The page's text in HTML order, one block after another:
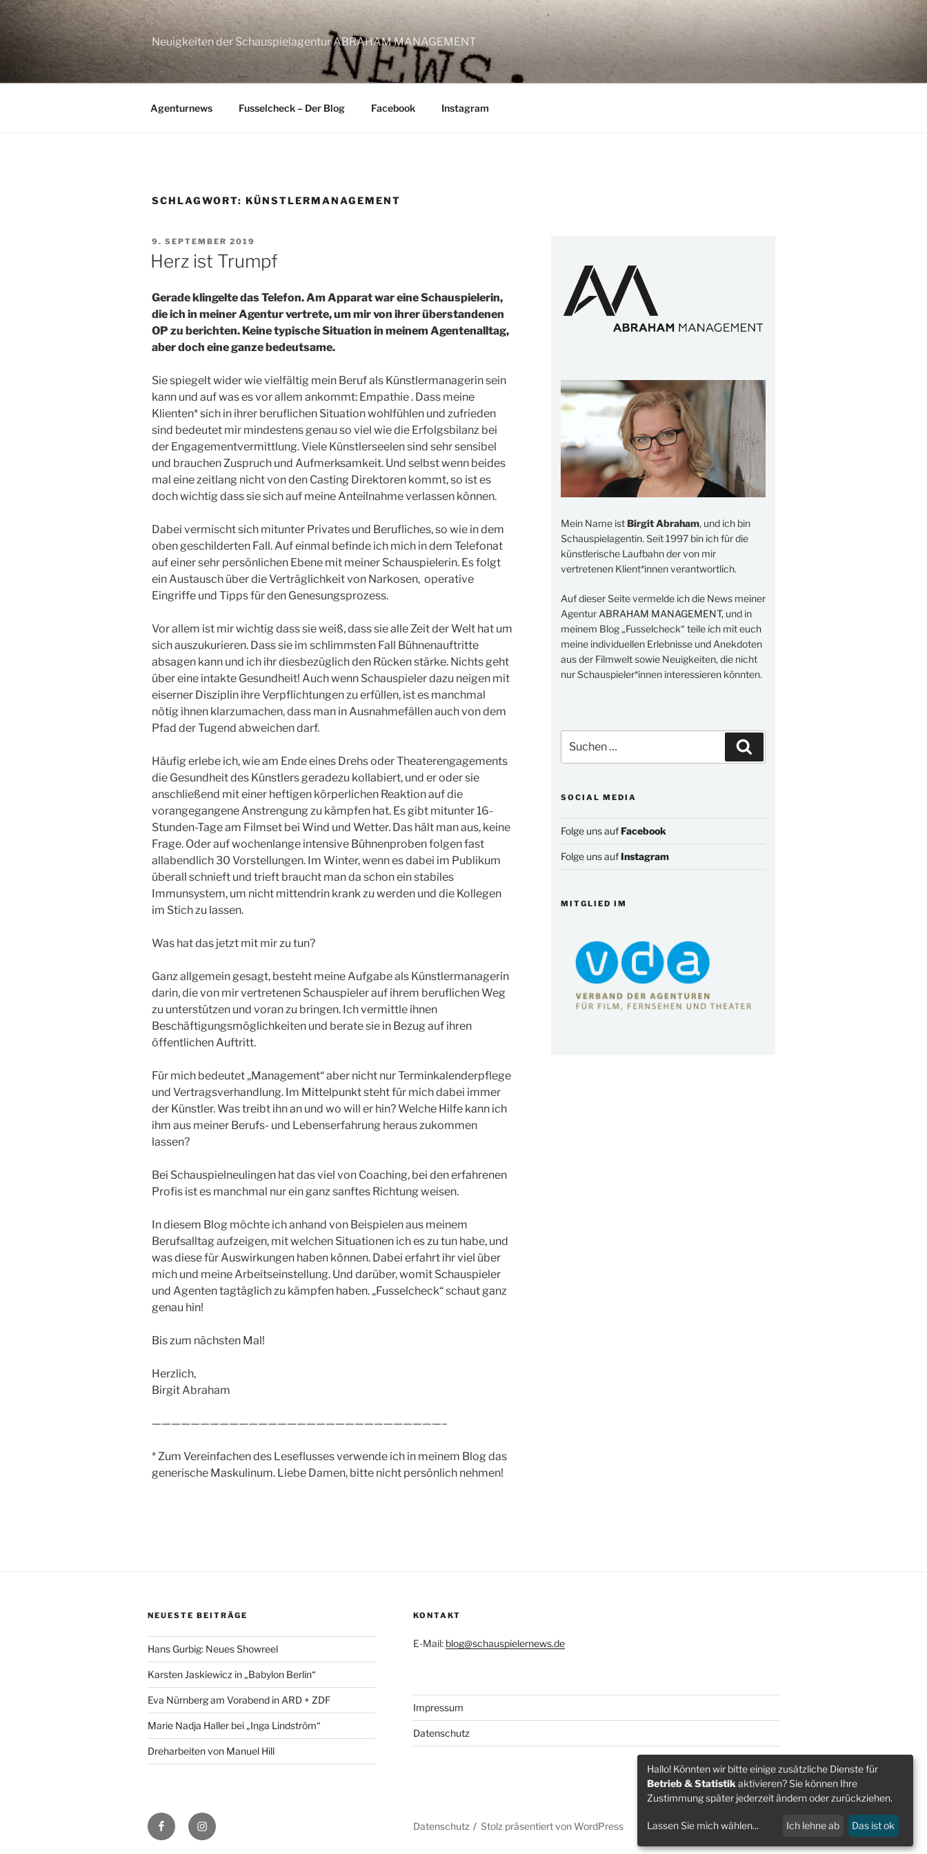
Zum
Inhalt
springen
Neuigkeiten der Schauspielagentur ABRAHAM MANAGEMENT
Agenturnews Fusselcheck – Der Blog Facebook Instagram
SCHLAGWORT: KÜNSTLERMANAGEMENT
VERÖFFENTLICHT
AM
9. SEPTEMBER 2019
Herz ist Trumpf
Gerade klingelte das Telefon. Am Apparat war eine Schauspielerin,
die ich in meiner Agentur vertrete, um mir von ihrer überstandenen
OP zu berichten. Keine typische Situation in meinem Agentenalltag,
aber doch eine ganze bedeutsame.
Sie spiegelt wider wie vielfältig mein Beruf als Künstlermanagerin sein
kann und auf was es vor allem ankommt: Empathie . Dass meine
Klienten* sich in ihrer beruflichen Situation wohlfühlen und zufrieden
sind bedeutet mir mindestens genau so viel wie die Erfolgsbilanz bei
der Engagementvermittlung. Viele Künstlerseelen sind sehr sensibel
und brauchen Zuspruch und Aufmerksamkeit. Und selbst wenn beides
mal eine zeitlang nicht von den Casting Direktoren kommt, so ist es
doch wichtig dass sie sich auf meine Anteilnahme verlassen können.
Dabei vermischt sich mitunter Privates und Berufliches, so wie in dem
oben geschilderten Fall. Auf einmal befinde ich mich in dem Telefonat
auf einer sehr persönlichen Ebene mit meiner Schauspielerin. Es folgt
ein Austausch über die Verträglichkeit von Narkosen, operative
Eingriffe und Tipps für den Genesungsprozess.
Vor allem ist mir wichtig dass sie weiß, dass sie alle Zeit der Welt hat um
sich auszukurieren. Dass sie im schlimmsten Fall Bühnenauftritte
absagen kann und ich ihr diesbezüglich den Rücken stärke. Nichts geht
über eine intakte Gesundheit! Auch wenn Schauspieler dazu neigen mit
eiserner Disziplin ihre Verpflichtungen zu erfüllen, ist es manchmal
nötig ihnen klarzumachen, dass man in Ausnahmefällen auch von dem
Pfad der Tugend abweichen darf.
Häufig erlebe ich, wie am Ende eines Drehs oder Theaterengagements
die Gesundheit des Künstlers geradezu kollabiert, und er oder sie
anschließend mit einer heftigen körperlichen Reaktion auf die
vorangegangene Anstrengung zu kämpfen hat. Es gibt mitunter 16-
Stunden-Tage am Filmset bei Wind und Wetter. Das hält man aus, keine
Frage. Oder auf wochenlange intensive Bühnenproben folgen fast
allabendlich 30 Vorstellungen. Im Winter, wenn es dabei im Publikum
überall schnieft und trieft braucht man da schon ein stabiles
Immunsystem, um nicht mittendrin krank zu werden und die Kollegen
im Stich zu lassen.
Was hat das jetzt mit mir zu tun?
Ganz allgemein gesagt, besteht meine Aufgabe als Künstlermanagerin
darin, die von mir vertretenen Schauspieler auf ihrem beruflichen Weg
zu unterstützen und voran zu bringen. Ich vermittle ihnen
Beschäftigungsmöglichkeiten und berate sie in Bezug auf ihren
öffentlichen Auftritt.
Für mich bedeutet „Management“ aber nicht nur Terminkalenderpflege
und Vertragsverhandlung. Im Mittelpunkt steht für mich dabei immer
der Künstler. Was treibt ihn an und wo will er hin? Welche Hilfe kann ich
ihm aus meiner Berufs- und Lebenserfahrung heraus zukommen
lassen?
Bei Schauspielneulingen hat das viel von Coaching, bei den erfahrenen
Profis ist es manchmal nur ein ganz sanftes Richtung weisen.
In diesem Blog möchte ich anhand von Beispielen aus meinem
Berufsalltag aufzeigen, mit welchen Situationen ich es zu tun habe, und
was diese für Auswirkungen haben können. Dabei erfahrt ihr viel über
mich und meine Arbeitseinstellung. Und darüber, womit Schauspieler
und Agenten tagtäglich zu kämpfen haben. „Fusselcheck“ schaut ganz
genau hin!
Bis zum nächsten Mal!
Herzlich,
Birgit Abraham
——————————————————————————————–
* Zum Vereinfachen des Leseflusses verwende ich in meinem Blog das
generische Maskulinum. Liebe Damen, bitte nicht persönlich nehmen!
Mein Name istBirgit Abraham, und ich bin
Schauspielagentin. Seit 1997 bin ich für die
künstlerische Laufbahn der von mir
vertretenen Klient*innen verantwortlich.
Auf dieser Seite vermelde ich die News meiner
Agentur ABRAHAM MANAGEMENT, und in
meinem Blog „Fusselcheck“ teile ich mit euch
meine individuellen Erlebnisse und Anekdoten
aus der Filmwelt sowie Neuigkeiten, die nicht
nur Schauspieler*innen interessieren könnten.
nach:
SOCIAL MEDIA
Folge uns aufFacebook
Folge uns aufInstagram
MITGLIED IM
NEUESTE BEITRÄGE
Hans Gurbig: Neues Showreel
Karsten Jaskiewicz in „Babylon Berlin“
Eva Nürnberg am Vorabend in ARD + ZDF
Marie Nadja Haller bei „Inga Lindström“
Dreharbeiten von Manuel Hill
KONTAKT
E-Mail: blog@schauspielernews.de
Impressum
Datenschutz
Folge
uns
Folge
uns
Datenschutz Stolz präsentiert von WordPress
Hallo! Könnten wir bitte einige zusätzliche Dienste für
Betrieb & Statistik aktivieren? Sie können Ihre
Zustimmung später jederzeit ändern oder zurückziehen.
Lassen Sie mich wählen... Ich lehne ab Das ist ok